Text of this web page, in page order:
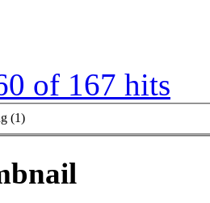
of 167 hits
(1)